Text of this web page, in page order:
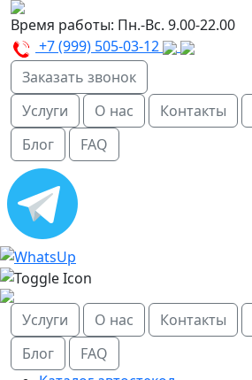
Время работы: Пн.-Вс. 9.00-22.00
+7 (999) 505-03-12
Заказать звонок
Услуги
О нас Контакты
Блог
FAQ
Услуги О нас Контакты
Блог
FAQ